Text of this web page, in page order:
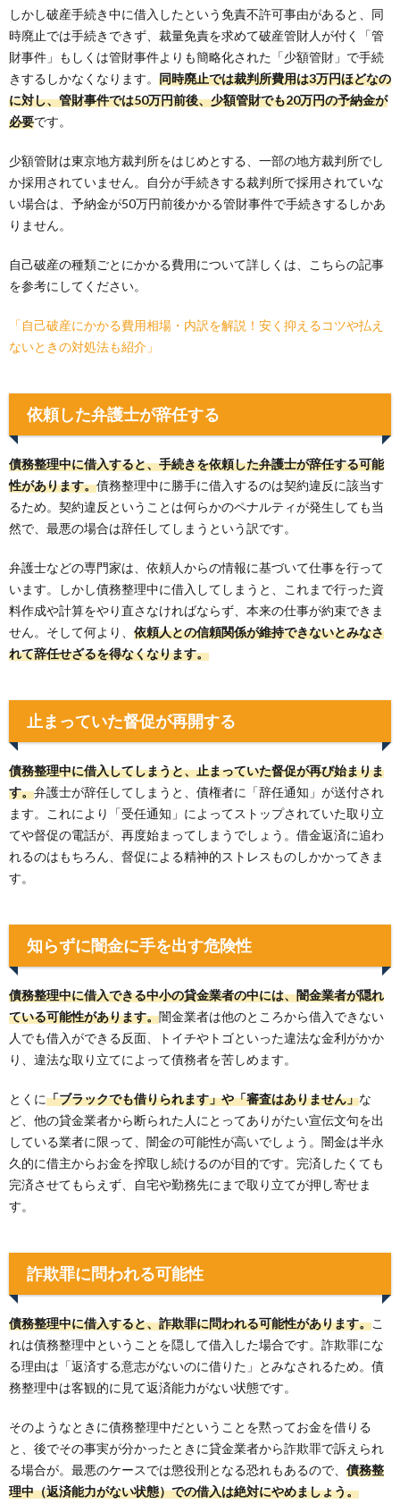
しかし破産手続き中に借入したという免責不許可事由があると、同
時廃止では手続きできず、裁量免責を求めて破産管財人が付く「管
財事件」もしくは管財事件よりも簡略化された「少額管財」で手続
きするしかなくなります。 同時廃止では裁判所費用は3万円ほどなの
に対し、管財事件では50万円前後、少額管財でも20万円の予納金が
必要です。
少額管財は東京地方裁判所をはじめとする、一部の地方裁判所でし
か採用されていません。自分が手続きする裁判所で採用されていな
い場合は、予納金が50万円前後かかる管財事件で手続きするしかあ
りません。
自己破産の種類ごとにかかる費用について詳しくは、こちらの記事
を参考にしてください。
「自己破産にかかる費用相場・内訳を解説！安く抑えるコツや払え
ないときの対処法も紹介」
依頼した弁護士が辞任する
債務整理中に借入すると、手続きを依頼した弁護士が辞任する可能
性があります。債務整理中に勝手に借入するのは契約違反に該当す
るため。契約違反ということは何らかのペナルティが発生しても当
然で、最悪の場合は辞任してしまうという訳です。
弁護士などの専門家は、依頼人からの情報に基づいて仕事を行って
います。しかし債務整理中に借入してしまうと、これまで行った資
料作成や計算をやり直さなければならず、本来の仕事が約束できま
せん。そして何より、 依頼人との信頼関係が維持できないとみなさ
れて辞任せざるを得なくなります。
止まっていた督促が再開する
債務整理中に借入してしまうと、止まっていた督促が再び始まりま
す。弁護士が辞任してしまうと、債権者に「辞任通知」が送付され
ます。これにより「受任通知」によってストップされていた取り立
てや督促の電話が、再度始まってしまうでしょう。借金返済に追わ
れるのはもちろん、督促による精神的ストレスものしかかってきま
す。
知らずに闇金に手を出す危険性
債務整理中に借入できる中小の貸金業者の中には、闇金業者が隠れ
ている可能性があります。闇金業者は他のところから借入できない
人でも借入ができる反面、トイチやトゴといった違法な金利がかか
り、違法な取り立てによって債務者を苦しめます。
とくに「ブラックでも借りられます」や「審査はありません」な
ど、他の貸金業者から断られた人にとってありがたい宣伝文句を出
している業者に限って、闇金の可能性が高いでしょう。闇金は半永
久的に借主からお金を搾取し続けるのが目的です。完済したくても
完済させてもらえず、自宅や勤務先にまで取り立てが押し寄せま
す。
詐欺罪に問われる可能性
債務整理中に借入すると、詐欺罪に問われる可能性があります。こ
れは債務整理中ということを隠して借入した場合です。詐欺罪にな
る理由は「返済する意志がないのに借りた」とみなされるため。債
務整理中は客観的に見て返済能力がない状態です。
そのようなときに債務整理中だということを黙ってお金を借りる
と、後でその事実が分かったときに貸金業者から詐欺罪で訴えられ
る場合が。最悪のケースでは懲役刑となる恐れもあるので、 債務整
理中（返済能力がない状態）での借入は絶対にやめましょう。